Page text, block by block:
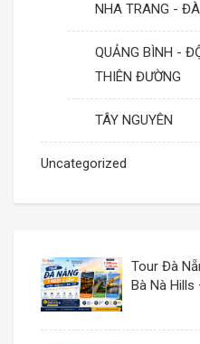
NHA TRANG -
QUẢNG BÌNH -
THIÊN ĐƯỜNG
TÂY NGUYÊN
Uncategorized
Tour Đà
Bà Nà Hills